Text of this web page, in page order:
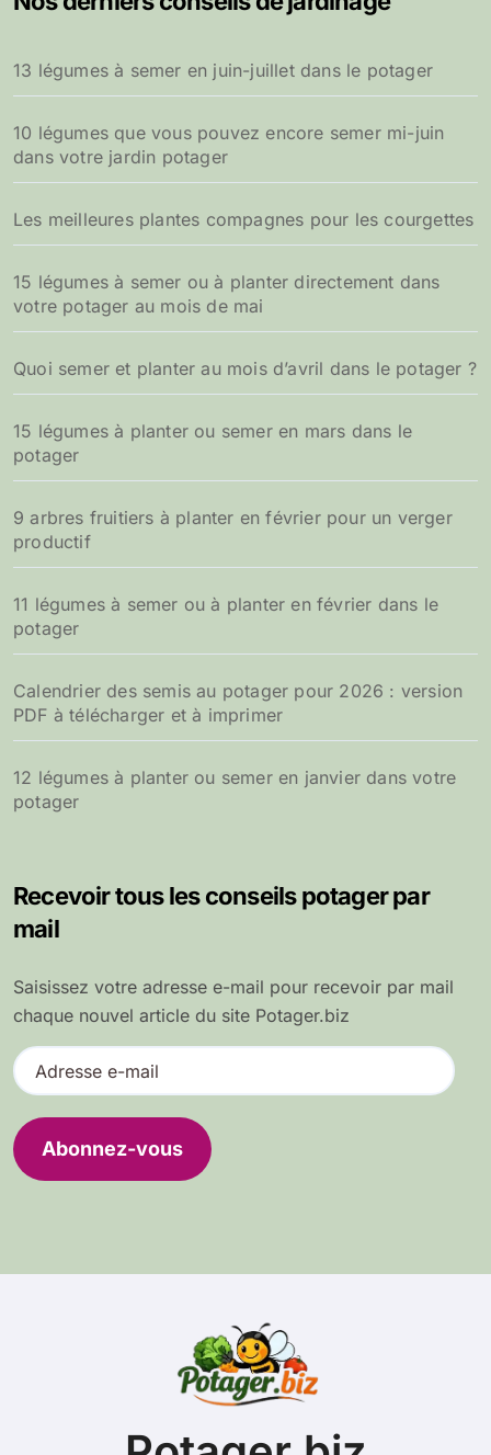
13 légumes à semer en juin-juillet dans le potager
10 légumes que vous pouvez encore semer mi-juin
dans votre jardin potager
Les meilleures plantes compagnes pour les courgettes
15 légumes à semer ou à planter directement dans
votre potager au mois de mai
Quoi semer et planter au mois d’avril dans le potager ?
15 légumes à planter ou semer en mars dans le
potager
9 arbres fruitiers à planter en février pour un verger
productif
11 légumes à semer ou à planter en février dans le
potager
Calendrier des semis au potager pour 2026 : version
PDF à télécharger et à imprimer
12 légumes à planter ou semer en janvier dans votre
potager
Recevoir tous les conseils potager par
mail
Saisissez votre adresse e-mail pour recevoir par mail
chaque nouvel article du site Potager.biz
A
d
e
s
Abonnez-vous